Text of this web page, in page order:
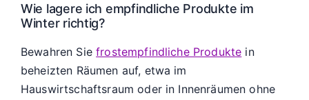
Wie lagere ich empfindliche Produkte im
Winter richtig?
Bewahren Siefrostempfindliche Produkte in
beheizten Räumen auf, etwa im
Hauswirtschaftsraum oder in Innenräumen ohne